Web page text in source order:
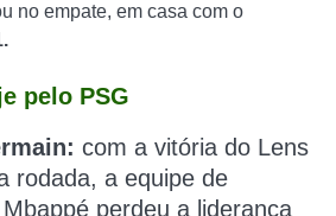
no empate, em casa com o
pelo PSG
com a vitória do Lens
rodada, a equipe de
perdeu a liderança